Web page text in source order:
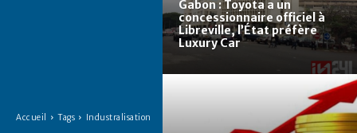
Accueil Tags Industralisation
Gabon : Toyota a un
concessionnaire officiel à
Libreville, l’État préfère
Luxury Car